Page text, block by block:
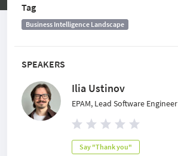
SPEAKERS
Ilia Ustinov
EPAM, Lead Software Engineer
Say "Thank you"
Tag
Business Intelligence Landscape